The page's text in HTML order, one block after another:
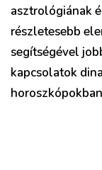
asztrológiának
részletesebb
segítségével
kapcsolatok